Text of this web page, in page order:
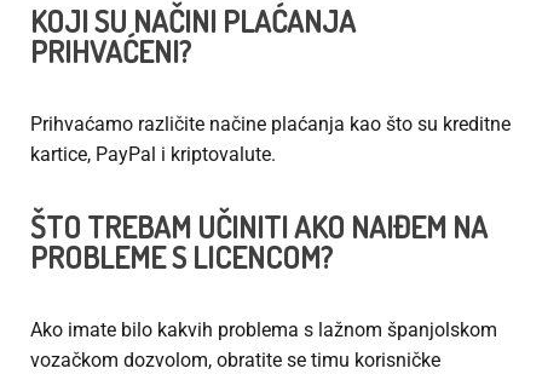
KOJI SU NAČINI PLAĆANJA
PRIHVAĆENI?
Prihvaćamo različite načine plaćanja kao što su kreditne
kartice, PayPal i kriptovalute.
ŠTO TREBAM UČINITI AKO NAIĐEM NA
PROBLEME S LICENCOM?
Ako imate bilo kakvih problema s lažnom španjolskom
vozačkom dozvolom, obratite se timu korisničke